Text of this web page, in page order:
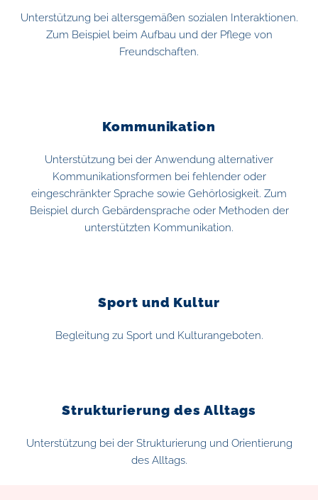
Unterstützung bei altersgemäßen sozialen Interaktionen.
Zum Beispiel beim Aufbau und der Pflege von
Freundschaften.
Kommunikation
Unterstützung bei der Anwendung alternativer
Kommunikationsformen bei fehlender oder
eingeschränkter Sprache sowie Gehörlosigkeit. Zum
Beispiel durch Gebärdensprache oder Methoden der
unterstützten Kommunikation.
Sport und Kultur
Begleitung zu Sport und Kulturangeboten.
Strukturierung des Alltags
Unterstützung bei der Strukturierung und Orientierung
des Alltags.